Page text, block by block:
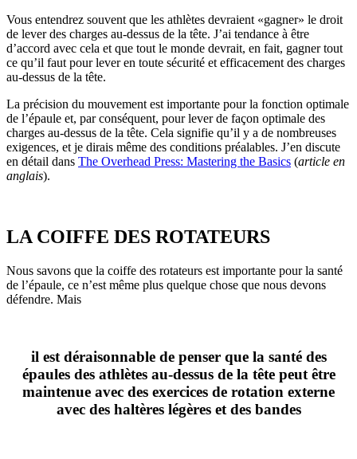
Vous entendrez souvent que les athlètes devraient «gagner» le droit
de lever des charges au-dessus de la tête. J’ai tendance à être
d’accord avec cela et que tout le monde devrait, en fait, gagner tout
ce qu’il faut pour lever en toute sécurité et efficacement des charges
au-dessus de la tête.
La précision du mouvement est importante pour la fonction optimale
de l’épaule et, par conséquent, pour lever de façon optimale des
charges au-dessus de la tête. Cela signifie qu’il y a de nombreuses
exigences, et je dirais même des conditions préalables. J’en discute
en détail dans The Overhead Press: Mastering the Basics (article en
anglais).
LA COIFFE DES ROTATEURS
Nous savons que la coiffe des rotateurs est importante pour la santé
de l’épaule, ce n’est même plus quelque chose que nous devons
défendre. Mais
il est déraisonnable de penser que la santé des
épaules des athlètes au-dessus de la tête peut être
maintenue avec des exercices de rotation externe
avec des haltères légères et des bandes